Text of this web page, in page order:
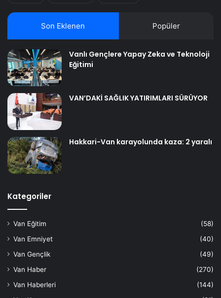
Son Eklenen Popüler
Vanlı Gençlere Yapay Zeka ve Teknoloji
Eğitimi
VAN’DAKİ SAĞLIK YATIRIMLARI SÜRÜYOR
Hakkari-Van karayolunda kaza: 2 yaralı
Kategoriler
Van Eğitim
(58)
Van Emniyet
(40)
Van Gençlik
(49)
Van Haber
(270)
Van Haberleri
(144)